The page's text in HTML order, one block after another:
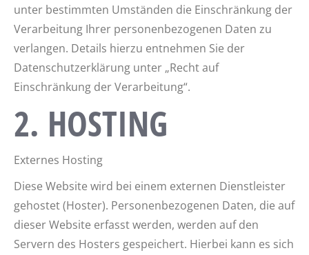
unter bestimmten Umständen die Einschränkung der
Verarbeitung Ihrer personenbezogenen Daten zu
verlangen. Details hierzu entnehmen Sie der
Datenschutzerklärung unter „Recht auf
Einschränkung der Verarbeitung“.
2. HOSTING
Externes Hosting
Diese Website wird bei einem externen Dienstleister
gehostet (Hoster). Personenbezogenen Daten, die auf
dieser Website erfasst werden, werden auf den
Servern des Hosters gespeichert. Hierbei kann es sich